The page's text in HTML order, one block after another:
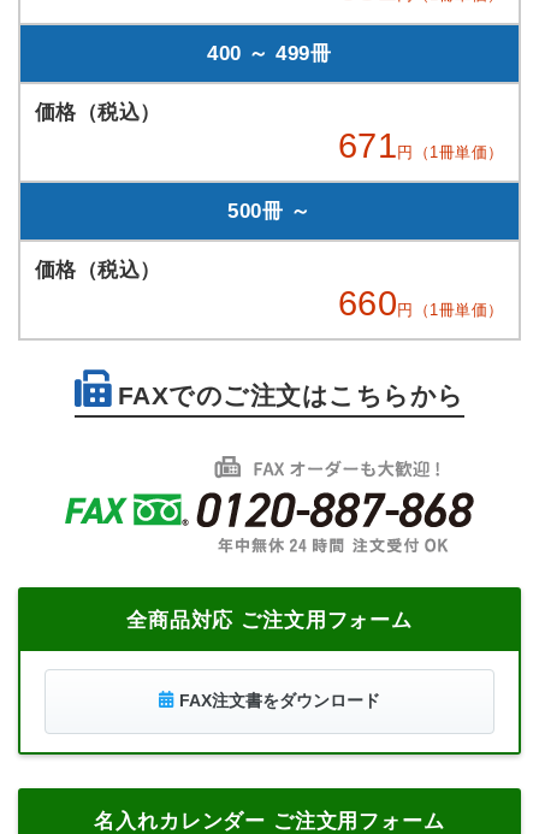
400 ～ 499冊
671 円（1冊単価）
500冊 ～
660 円（1冊単価）
FAXでのご注文はこちらから
全商品対応 ご注文用フォーム
FAX注文書をダウンロード
名入れカレンダー ご注文用フォーム